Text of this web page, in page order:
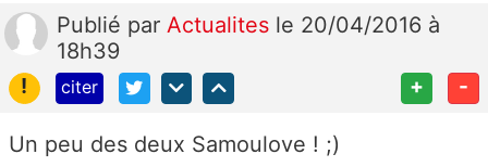
Publié par Actualites le 20/04/2016 à
18h39
!
citer + -
Un peu des deux Samoulove ! ;)